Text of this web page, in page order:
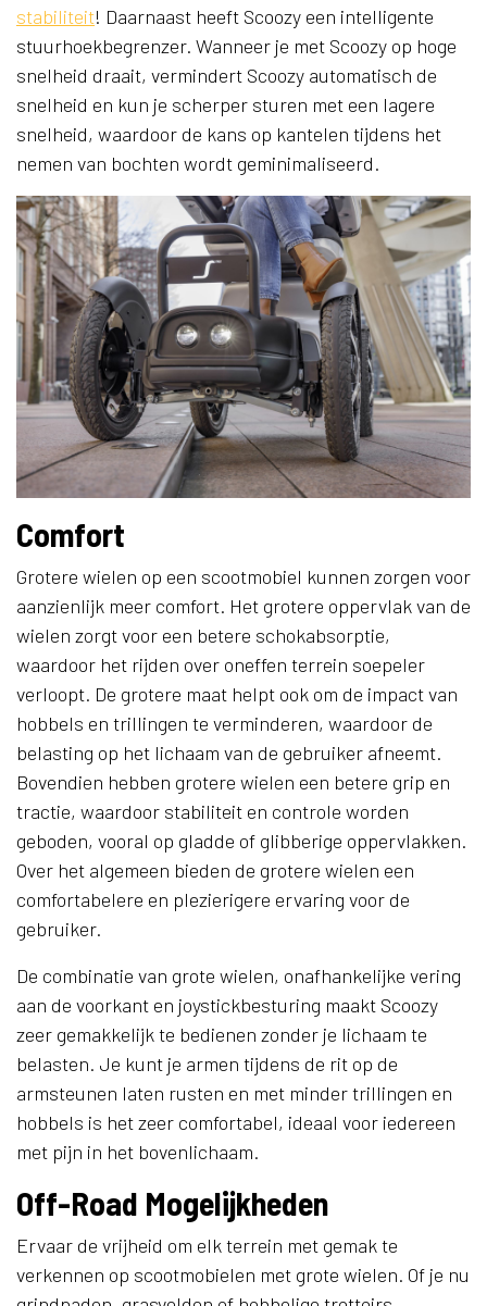
stabiliteit! Daarnaast heeft Scoozy een intelligente
stuurhoekbegrenzer. Wanneer je met Scoozy op hoge
snelheid draait, vermindert Scoozy automatisch de
snelheid en kun je scherper sturen met een lagere
snelheid, waardoor de kans op kantelen tijdens het
nemen van bochten wordt geminimaliseerd.
Comfort
Grotere wielen op een scootmobiel kunnen zorgen voor
aanzienlijk meer comfort. Het grotere oppervlak van de
wielen zorgt voor een betere schokabsorptie,
waardoor het rijden over oneffen terrein soepeler
verloopt. De grotere maat helpt ook om de impact van
hobbels en trillingen te verminderen, waardoor de
belasting op het lichaam van de gebruiker afneemt.
Bovendien hebben grotere wielen een betere grip en
tractie, waardoor stabiliteit en controle worden
geboden, vooral op gladde of glibberige oppervlakken.
Over het algemeen bieden de grotere wielen een
comfortabelere en plezierigere ervaring voor de
gebruiker.
De combinatie van grote wielen, onafhankelijke vering
aan de voorkant en joystickbesturing maakt Scoozy
zeer gemakkelijk te bedienen zonder je lichaam te
belasten. Je kunt je armen tijdens de rit op de
armsteunen laten rusten en met minder trillingen en
hobbels is het zeer comfortabel, ideaal voor iedereen
met pijn in het bovenlichaam.
Off-Road Mogelijkheden
Ervaar de vrijheid om elk terrein met gemak te
verkennen op scootmobielen met grote wielen. Of je nu